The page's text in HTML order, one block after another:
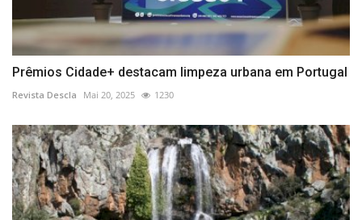
Prêmios Cidade+ destacam limpeza urbana em Portugal
Revista Descla Mai 20, 2025 1230